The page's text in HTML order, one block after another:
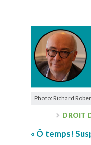
Photo: Richard
DROIT
« Ô temps!